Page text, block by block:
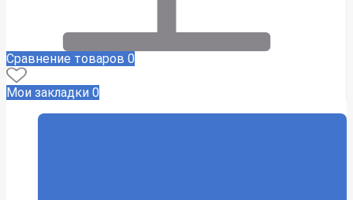
Сравнение товаров 0
Мои закладки 0